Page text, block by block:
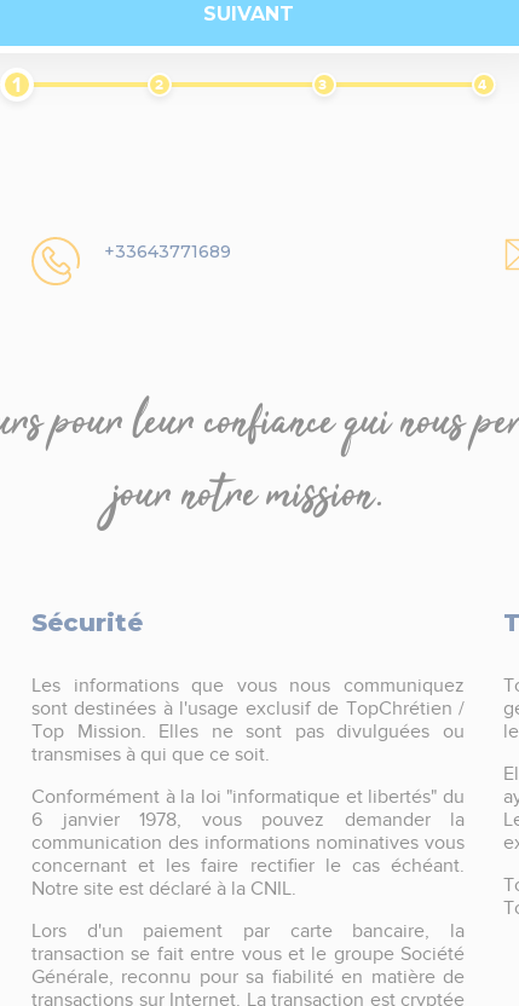
SUIVANT
1 2 3 4
+33643771689
pour leur confiance qui nous
jour notre mission.
Sécurité
Les informations que vous nous communiquez
sont destinées à l'usage exclusif de TopChrétien /
Top Mission. Elles ne sont pas divulguées ou
transmises à qui que ce soit.
Conformément à la loi "informatique et libertés" du
6 janvier 1978, vous pouvez demander la
communication des informations nominatives vous
concernant et les faire rectifier le cas échéant.
Notre site est déclaré à la CNIL.
Lors d'un paiement par carte bancaire, la
transaction se fait entre vous et le groupe Société
Générale, reconnu pour sa fiabilité en matière de
transactions sur Internet. La transaction est cryptée